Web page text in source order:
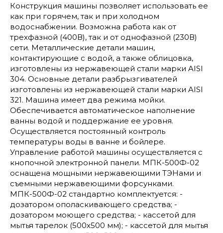
Конструкция машины позволяет использовать ее
как при горячем, так и при холодном
водоснабжении. Возможна работа как от
трехфазной (400В), так и от однофазной (230В)
сети. Металлические детали машин,
контактирующие с водой, а также облицовка,
изготовлены из нержавеющей стали марки AISI
304. Основные детали разбрызгивателей
изготовлены из нержавеющей стали марки AISI
321. Машина имеет два режима мойки.
Обеспечивается автоматическое наполнение
ванны водой и поддержание ее уровня.
Осуществляется постоянный контроль
температуры воды в ванне и бойлере.
Управление работой машины осуществляется с
кнопочной электронной панели. МПК-500Ф-02
оснащена мощными нержавеющими ТЭНами и
съемными нержавеющими форсунками.
МПК-500Ф-02 стандартно комплектуется: -
дозатором ополаскивающего средства; -
дозатором моющего средства; - кассетой для
мытья тарелок (500х500 мм); - кассетой для мытья